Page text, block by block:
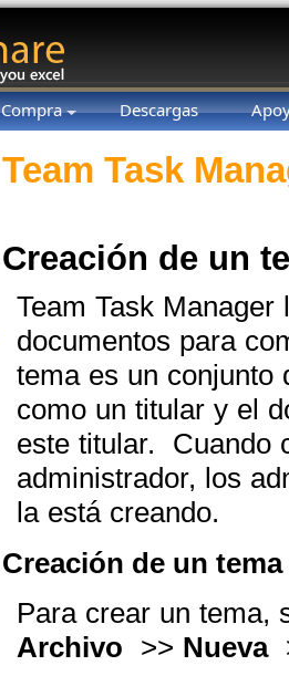
Compra Descargas
Team Task
Creación de un
Team Task
documentos para
tema es un conjunto
como un titular y el
este titular. Cuando
administrador, los
la está creando.
Creación de un tema
Para crear un tema,
Archivo >> Nueva